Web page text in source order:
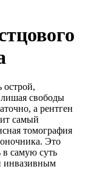
острой,
свободы
а рентген
самый
томография
Это
в самую суть
инвазивным